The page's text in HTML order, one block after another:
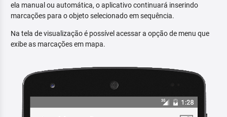
ela manual ou automática, o aplicativo continuará inserindo
marcações para o objeto selecionado em sequência.
Na tela de visualização é possível acessar a opção de menu que
exibe as marcações em mapa.